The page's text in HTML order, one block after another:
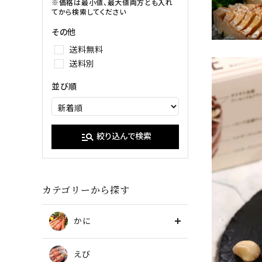
イクラ
たらこ・
※価格は最小値、最大値両方とも入れ
てから検索してください
その他
送料無料
送料別
並び順
manage_search 絞り込んで検索
カテゴリーから探す
かに
えび